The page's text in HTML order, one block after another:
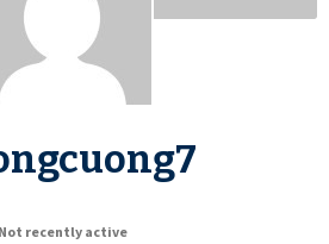
Not recently active